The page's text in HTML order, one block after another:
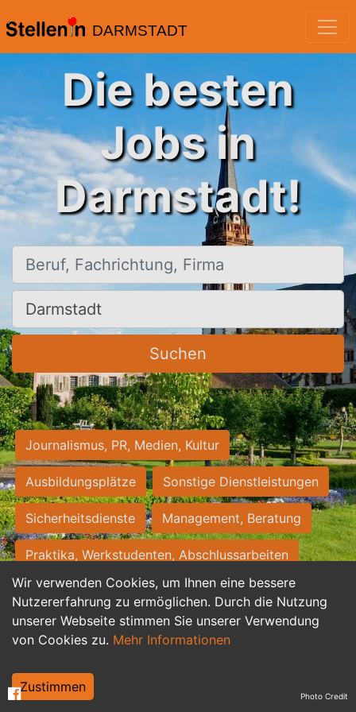
DARMSTADT
Wir verwenden Cookies, um Ihnen eine bessere
Nutzererfahrung zu ermöglichen. Durch die Nutzung
unserer Webseite stimmen Sie unserer Verwendung
von Cookies zu. Mehr Informationen
Zustimmen
Die besten
Jobs in
Darmstadt!
Beruf, Fachrichtung, Firma
Ort, Stadt
Suchen
Journalismus, PR, Medien, Kultur
Ausbildungsplätze Sonstige Dienstleistungen
Sicherheitsdienste Management, Beratung
Praktika, Werkstudenten, Abschlussarbeiten
Personalwesen Assistenz, Sekretariat
Hilfskräfte, Aushilfs- und Nebenjobs
Weiterbildung, Studium, duale Ausbildung Photo Credit